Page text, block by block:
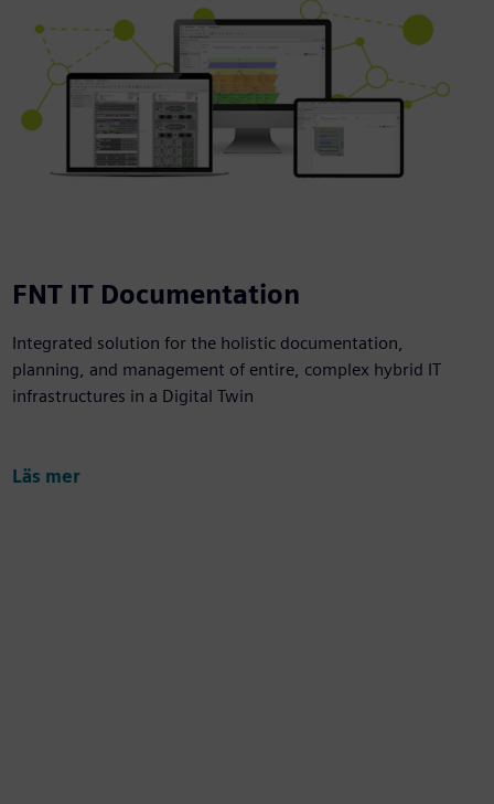
FNT IT Documentation
Integrated solution for the holistic documentation,
planning, and management of entire, complex hybrid IT
infrastructures in a Digital Twin
Läs mer